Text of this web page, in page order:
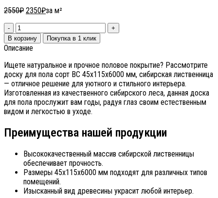
2550₽ 2350₽за м²
В корзину Покупка в 1 клик
Описание
Ищете натуральное и прочное половое покрытие? Рассмотрите
доску для пола сорт ВС 45х115х6000 мм, сибирская лиственница
— отличное решение для уютного и стильного интерьера.
Изготовленная из качественного сибирского леса, данная доска
для пола прослужит вам годы, радуя глаз своим естественным
видом и легкостью в уходе.
Преимущества нашей продукции
Высококачественный массив сибирской лиственницы
обеспечивает прочность.
Размеры 45х115х6000 мм подходят для различных типов
помещений.
Изысканный вид древесины украсит любой интерьер.